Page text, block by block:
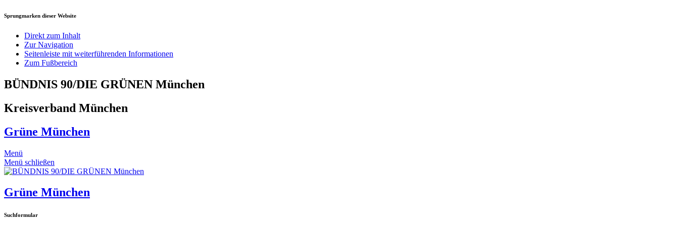
Sprungmarken dieser Website
Direkt zum Inhalt
Zur Navigation
Seitenleiste mit weiterführenden Informationen
Zum Fußbereich
BÜNDNIS 90/DIE GRÜNEN München
Kreisverband München
Grüne München
Menü
Menü schließen
Grüne München
Suchformular